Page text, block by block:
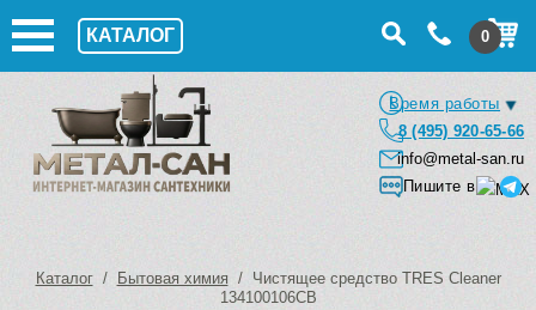
КАТАЛОГ 0
Время работы
8 (495) 920-65-66
info@metal-san.ru
Пишите в
Каталог/ Бытовая химия/ Чистящее средство TRES Cleaner
134100106CB